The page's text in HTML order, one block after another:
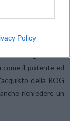
Policy
il meglio di sé
come il potente ed
della ROG
richiedere un